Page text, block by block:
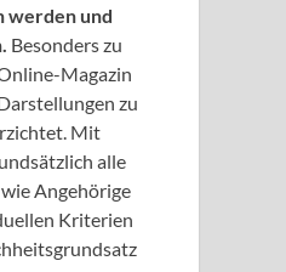
werden und
Besonders zu
Magazin
zu
Mit
alle
Angehörige
Kriterien